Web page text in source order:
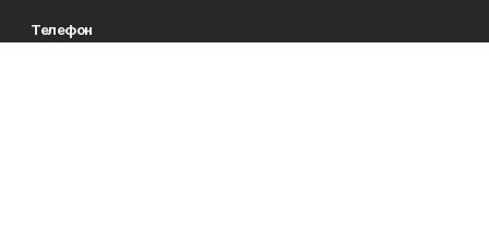
Телефон
Тел. 8 (34783) 7-42-62.